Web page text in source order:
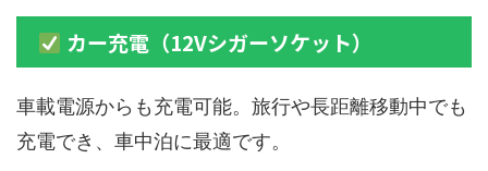
カー充電（12Vシガーソケット）
車載電源からも充電可能。旅行や長距離移動中でも
充電でき、車中泊に最適です。